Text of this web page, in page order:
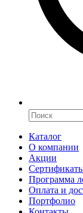
Каталог
О компании
Акции
Программа
Оплата и
Портфолио